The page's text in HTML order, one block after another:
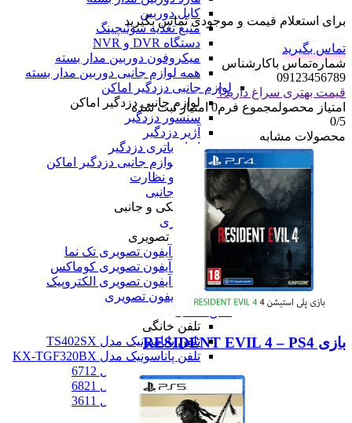
کابل دوربین
منبع تغذیه سوئیچینگ
دستگاه DVR و NVR
میکروفون دوربین مدار بسته
همه لوازم جانبی دوربین مدار بسته
لوازم جانبی دزدگیر اماکن
لوازم جانبی دزدگیر اماکن
سنسور دزدگیر
آژیر دزدگیر
انواع باتری دزدگیر
همه لوازم جانبی دزدگیر اماکن
همه امنیت و نظارت
لوازم الکتریکی و جانبی
لوازم الکتریکی و جانبی
آیفون تصویری
آیفون تصویری
پنل و آیفون تصویری تک نما
پنل و آیفون تصویری کوماکس
پنل و آیفون تصویری الکتروپیک
همه آیفون تصویری
تلفن خانگی
تلفن پاناسونیک مدل TS402SX
تلفن پاناسونیک مدل KX-TGF320BX
تلفن پاناسونیک مدل 6712
تلفن پاناسونیک مدل 6821
تلفن پاناسونیک مدل 3611
همه تلفن خانگی
برای استعلام قیمت و موجودی تماس بگیرید
تماس بگیرید
شماره‌تماس‌ با‌کارشناس
09123456789
قیمت بهتری سراغ دارید؟
امتیاز محصولمجموع فرم0امتیاز ثبت شده
0/5
محصولات مشابه
بازی RESIDENT EVIL 4 – PS4